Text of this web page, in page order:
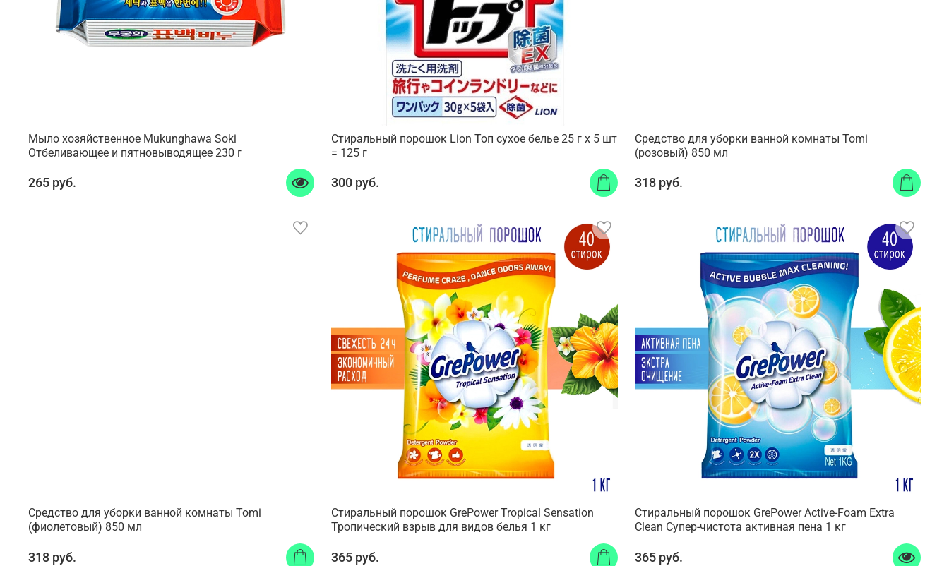
Мыло хозяйственное Mukunghawa Soki
Отбеливающее и пятновыводящее 230 г
265 руб.
Стиральный порошок Lion Топ сухое белье 25 г х 5 шт
= 125 г
300 руб.
Средство для уборки ванной комнаты Tomi
(розовый) 850 мл
318 руб.
Средство для уборки ванной комнаты Tomi
(фиолетовый) 850 мл
318 руб.
Стиральный порошок GrePower Tropical Sensation
Тропический взрыв для видов белья 1 кг
365 руб.
Стиральный порошок GrePower Active-Foam Extra
Clean Супер-чистота активная пена 1 кг
365 руб.